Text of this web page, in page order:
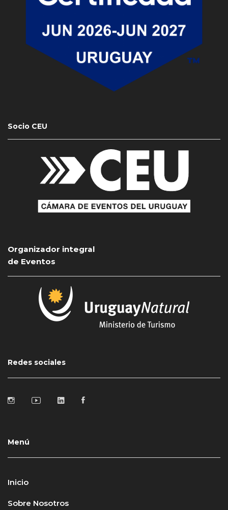
Socio CEU
Organizador integral
de Eventos
Redes sociales
Menú
Inicio
Sobre Nosotros